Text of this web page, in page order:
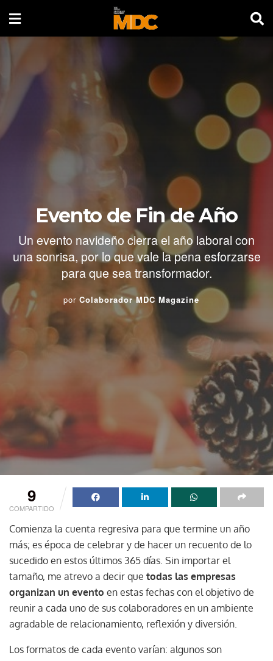
Evento de Fin de Año
Un evento navideño cierra el año laboral con
una sonrisa, por lo que vale la pena esforzarse
para que sea transformador.
por Colaborador MDC Magazine
9
COMPARTIDO
Comienza la cuenta regresiva para que termine un año
más; es época de celebrar y de hacer un recuento de lo
sucedido en estos últimos 365 días. Sin importar el
tamaño, me atrevo a decir que todas las empresas
organizan un evento en estas fechas con el objetivo de
reunir a cada uno de sus colaboradores en un ambiente
agradable de relacionamiento, reflexión y diversión.
Los formatos de cada evento varían: algunos son